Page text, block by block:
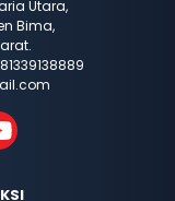
Utara,
Bima,